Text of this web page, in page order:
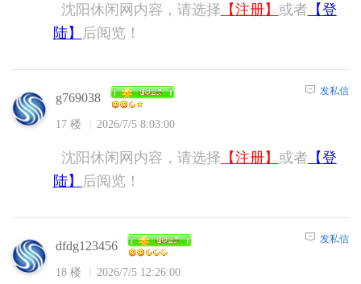
沈阳休闲网内容，请选择 【注册】 或者 【登
陆】
后阅览！
g769038
17 楼 2026/7/5 8:03:00
发私信
沈阳休闲网内容，请选择 【注册】 或者 【登
陆】
后阅览！
dfdg123456
18 楼 2026/7/5 12:26:00
发私信